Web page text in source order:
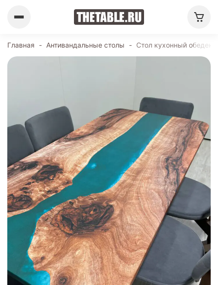
Главная - Антивандальные столы - Стол кухонный